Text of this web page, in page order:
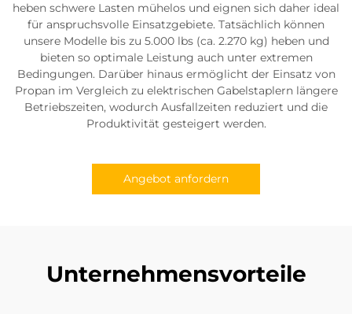
heben schwere Lasten mühelos und eignen sich daher ideal
für anspruchsvolle Einsatzgebiete. Tatsächlich können
unsere Modelle bis zu 5.000 lbs (ca. 2.270 kg) heben und
bieten so optimale Leistung auch unter extremen
Bedingungen. Darüber hinaus ermöglicht der Einsatz von
Propan im Vergleich zu elektrischen Gabelstaplern längere
Betriebszeiten, wodurch Ausfallzeiten reduziert und die
Produktivität gesteigert werden.
Angebot anfordern
Unternehmensvorteile